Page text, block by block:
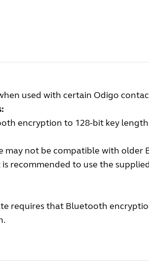
used with certain Odigo
encryption to 128-bit key
may not be compatible with older
is recommended to use the
requires that Bluetooth